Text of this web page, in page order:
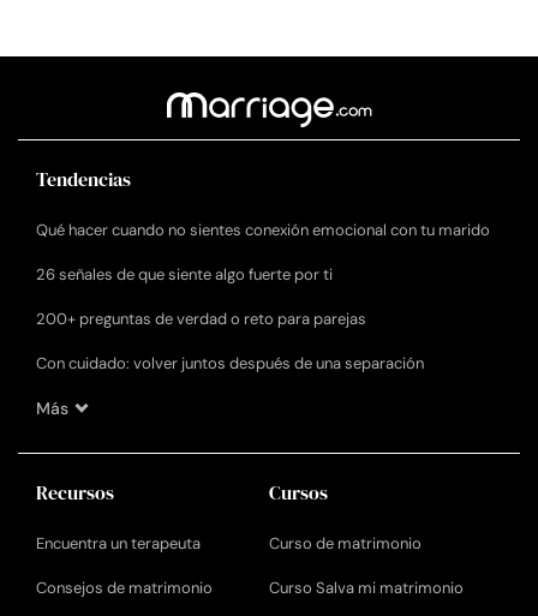
Tendencias
Qué hacer cuando no sientes conexión emocional con tu marido
26 señales de que siente algo fuerte por ti
200+ preguntas de verdad o reto para parejas
Con cuidado: volver juntos después de una separación
Más
Recursos
Encuentra un terapeuta
Consejos de matrimonio
Cursos
Curso de matrimonio
Curso Salva mi matrimonio